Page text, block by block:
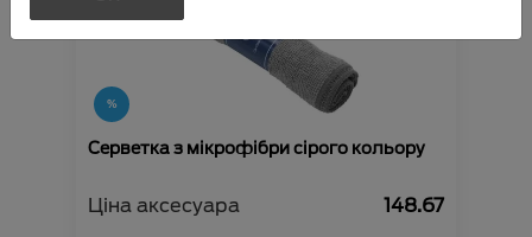
Серветка з мікрофібри сірого кольору
Ціна аксесуара 148.67